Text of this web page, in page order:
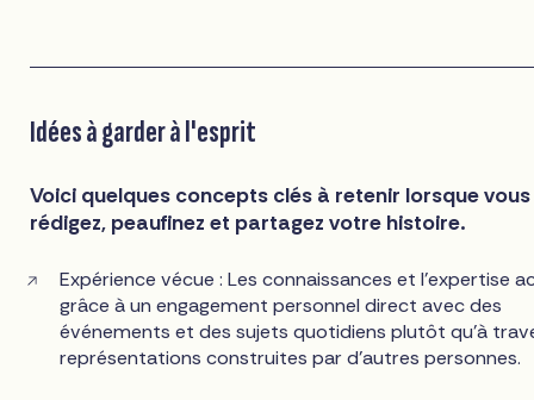
Idées à garder à l'esprit
Voici quelques concepts clés à retenir lorsque vous
rédigez, peaufinez et partagez votre histoire.
Expérience vécue : Les connaissances et l'expertise
grâce à un engagement personnel direct avec des
événements et des sujets quotidiens plutôt qu'à
représentations construites par d'autres personnes.